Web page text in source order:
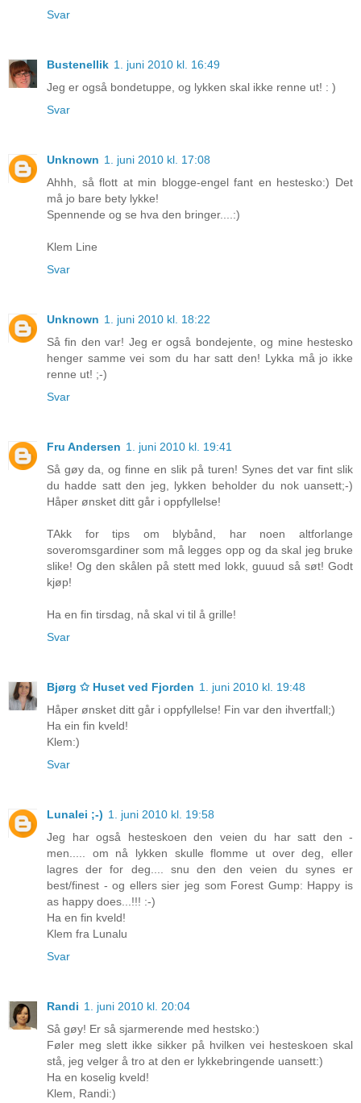
Svar
Bustenellik 1. juni 2010 kl. 16:49
Jeg er også bondetuppe, og lykken skal ikke renne ut! : )
Svar
Unknown 1. juni 2010 kl. 17:08
Ahhh, så flott at min blogge-engel fant en hestesko:) Det
må jo bare bety lykke!
Spennende og se hva den bringer....:)
Klem Line
Svar
Unknown 1. juni 2010 kl. 18:22
Så fin den var! Jeg er også bondejente, og mine hestesko
henger samme vei som du har satt den! Lykka må jo ikke
renne ut! ;-)
Svar
Fru Andersen 1. juni 2010 kl. 19:41
Så gøy da, og finne en slik på turen! Synes det var fint slik
du hadde satt den jeg, lykken beholder du nok uansett;-)
Håper ønsket ditt går i oppfyllelse!
TAkk for tips om blybånd, har noen altforlange
soveromsgardiner som må legges opp og da skal jeg bruke
slike! Og den skålen på stett med lokk, guuud så søt! Godt
kjøp!
Ha en fin tirsdag, nå skal vi til å grille!
Svar
Bjørg ✩ Huset ved Fjorden 1. juni 2010 kl. 19:48
Håper ønsket ditt går i oppfyllelse! Fin var den ihvertfall;)
Ha ein fin kveld!
Klem:)
Svar
Lunalei ;-) 1. juni 2010 kl. 19:58
Jeg har også hesteskoen den veien du har satt den -
men..... om nå lykken skulle flomme ut over deg, eller
lagres der for deg.... snu den den veien du synes er
best/finest - og ellers sier jeg som Forest Gump: Happy is
as happy does...!!! :-)
Ha en fin kveld!
Klem fra Lunalu
Svar
Randi 1. juni 2010 kl. 20:04
Så gøy! Er så sjarmerende med hestsko:)
Føler meg slett ikke sikker på hvilken vei hesteskoen skal
stå, jeg velger å tro at den er lykkebringende uansett:)
Ha en koselig kveld!
Klem, Randi:)